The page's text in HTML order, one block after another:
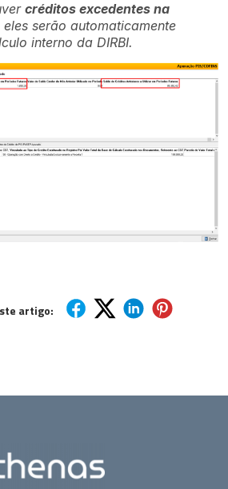
créditos excedentes na
eles serão automaticamente
interno da DIRBI.
artigo: